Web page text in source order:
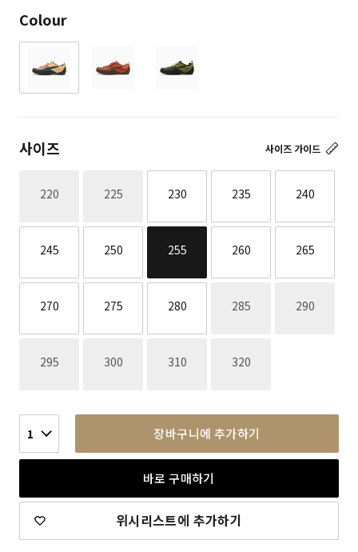
Colour
사이즈 가이드
사이즈
220재고없음 225재고없음 230 235 240
245 250 255 260 265
270 275 280 285재고없음 290재고없음
295재고없음 300재고없음 310재고없음 320재고없음
1 장바구니에 추가하기
바로 구매하기
위시리스트에 추가하기